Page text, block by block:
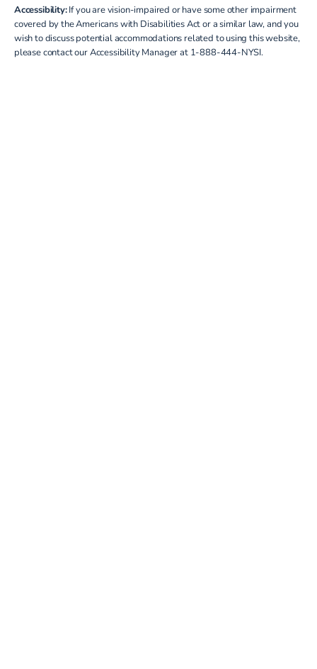
Accessibility:If you are vision-impaired or have some other impairment
covered by the Americans with Disabilities Act or a similar law, and you
wish to discuss potential accommodations related to using this website,
please contact our Accessibility Manager at 1-888-444-NYSI.